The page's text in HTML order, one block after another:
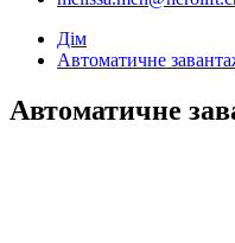
Дім
Автоматичне
Автоматичне